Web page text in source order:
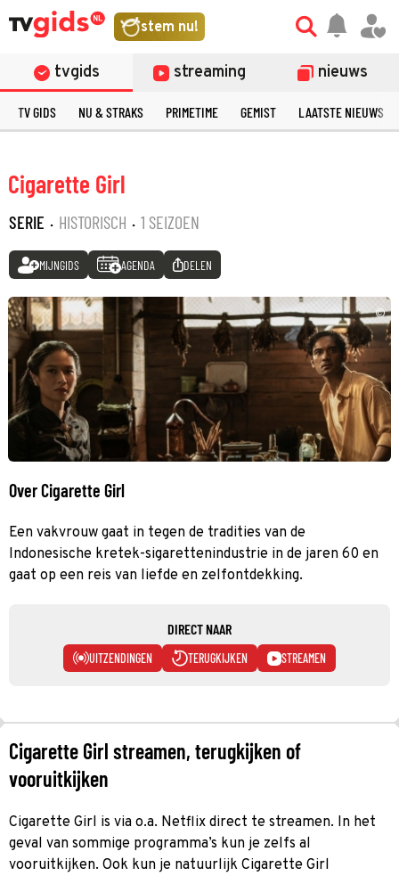
stem nu!
tvgids streaming nieuws
TV GIDS NU & STRAKS PRIMETIME GEMIST LAATSTE NIEUWS
Cigarette Girl
SERIE · HISTORISCH · 1 SEIZOEN
MIJNGIDS AGENDA DELEN
©
Over Cigarette Girl
Een vakvrouw gaat in tegen de tradities van de
Indonesische kretek-sigarettenindustrie in de jaren 60 en
gaat op een reis van liefde en zelfontdekking.
DIRECT NAAR
UITZENDINGEN TERUGKIJKEN STREAMEN
Cigarette Girl streamen, terugkijken of
vooruitkijken
Cigarette Girl is via o.a. Netflix direct te streamen. In het
geval van sommige programma’s kun je zelfs al
vooruitkijken. Ook kun je natuurlijk Cigarette Girl